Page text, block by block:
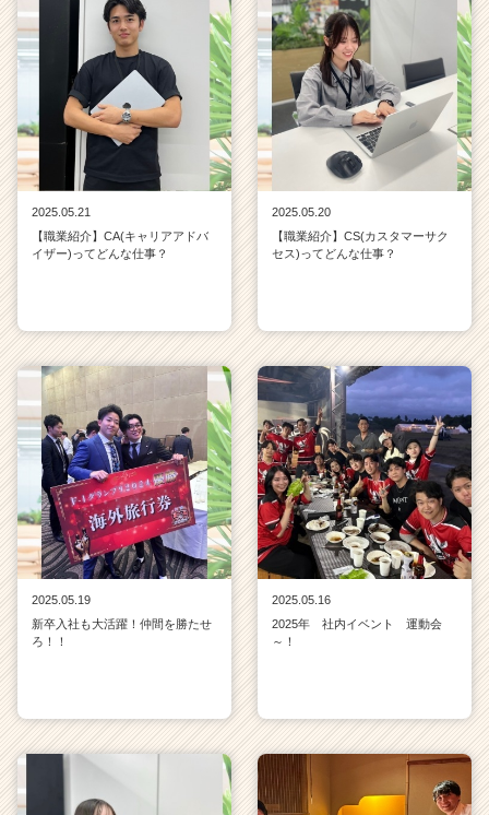
2025.05.21
【職業紹介】CA(キャリアアドバ
イザー)ってどんな仕事？
2025.05.20
【職業紹介】CS(カスタマーサク
セス)ってどんな仕事？
2025.05.19
新卒入社も大活躍！仲間を勝たせ
ろ！！
2025.05.16
2025年 社内イベント 運動会
～！